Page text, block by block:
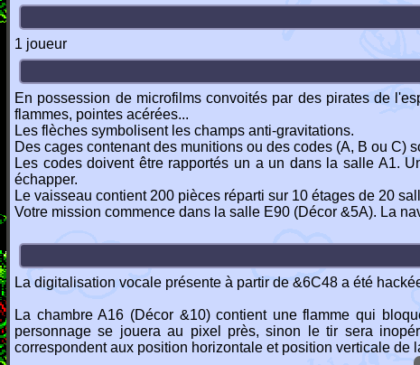
1 joueur
En possession de microfilms convoités par des pirates de
flammes, pointes acérées...
Les flèches symbolisent les champs anti-gravitations.
Des cages contenant des munitions ou des codes (A, B ou C)
Les codes doivent être rapportés un a un dans la salle A1.
échapper.
Le vaisseau contient 200 pièces réparti sur 10 étages de 20
Votre mission commence dans la salle E90 (Décor &5A). La
La digitalisation vocale présente à partir de &6C48 a été
La chambre A16 (Décor &10) contient une flamme qui
personnage se jouera au pixel près, sinon le tir sera
correspondent aux position horizontale et position verticale de